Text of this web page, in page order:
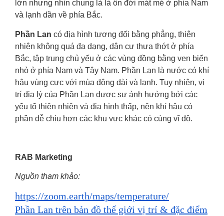
lớn nhưng nhìn chung là là ôn đới mát mẻ ở phía Nam
và lạnh dần về phía Bắc.
Phần Lan có địa hình tương đối bằng phẳng, thiên
nhiên không quá đa dạng, dân cư thưa thớt ở phía
Bắc, tập trung chủ yếu ở các vùng đồng bằng ven biển
nhỏ ở phía Nam và Tây Nam. Phần Lan là nước có khí
hậu vùng cực với mùa đông dài và lạnh. Tuy nhiên, vị
trí địa lý của Phần Lan được sự ảnh hưởng bởi các
yếu tố thiên nhiên và địa hình thấp, nên khí hậu có
phần dễ chịu hơn các khu vực khác có cùng vĩ độ.
RAB Marketing
Nguồn tham khảo:
https://zoom.earth/maps/temperature/
Phần Lan trên bản đồ thế giới vị trí & đặc điểm